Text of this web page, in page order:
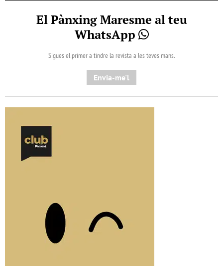
El Pànxing Maresme al teu
WhatsApp
Sigues el primer a tindre la revista a les teves mans.
Envia-me'l